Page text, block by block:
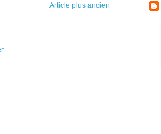
Article plus ancien